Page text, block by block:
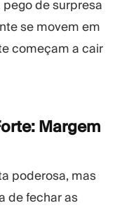
de surpresa
se movem em
começam a cair
Margem
poderosa, mas
de fechar as